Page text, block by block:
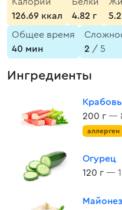
126.69 ккал
4.82 г
Общее время
40 мин
2 / 5
Ингредиенты
200 г —
аллерген
Огурец
120 г — 1
Майонез